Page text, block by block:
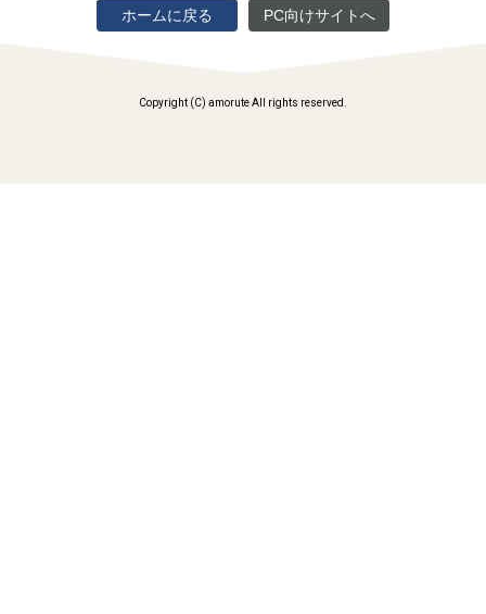
ホームに戻る PC向けサイトへ
Copyright (C) amorute All rights reserved.